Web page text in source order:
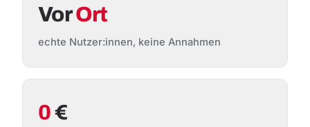
VorOrt
echte Nutzer:innen, keine Annahmen
0€